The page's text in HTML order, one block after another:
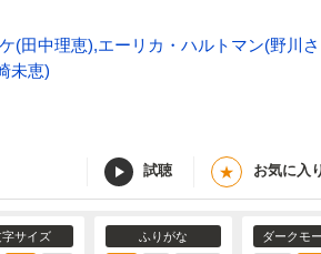
(田中理恵),エーリカ・ハルトマン(野川さ
未恵)
試聴 ★ お気に入
字サイズ ふりがな ダークモ